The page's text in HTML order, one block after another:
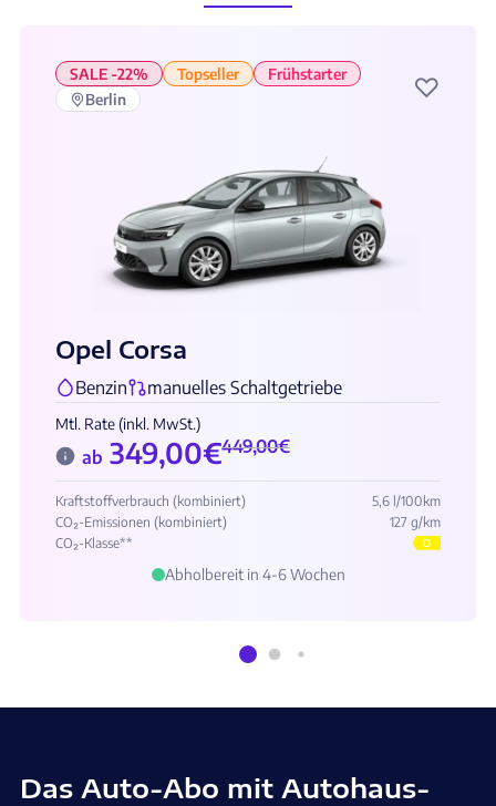
SALE -22% Topseller
Frühstarter
Berlin
♡
Opel Corsa
Benzin manuelles Schaltgetriebe
Mtl. Rate (inkl. MwSt.)
ab 449,00€
349,00€
Kraftstoffverbrauch (kombiniert)
5,6 l/100km
CO₂-Emissionen (kombiniert)
127 g/km
CO₂-Klasse**
D
Abholbereit in 4-6 Wochen
Das Auto-Abo mit Autohaus-